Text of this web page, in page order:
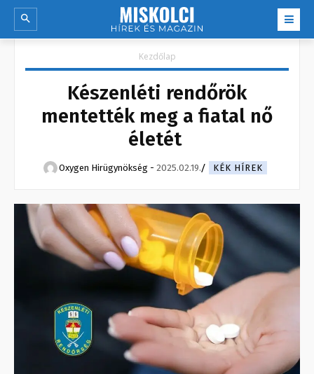
Kezdőlap
Készenléti rendőrök
mentették meg a fiatal nő
életét
Oxygen Hirügynökség - 2025.02.19. KÉK HÍREK